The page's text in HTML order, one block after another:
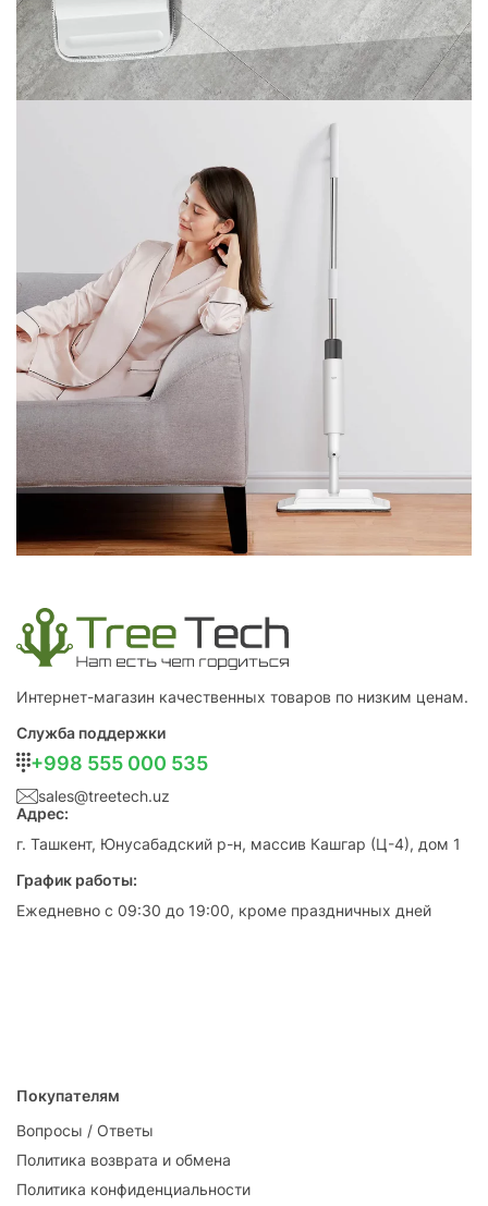
Интернет-магазин качественных товаров по низким ценам.
Служба поддержки
+998 555 000 535
sales@treetech.uz
Адрес:
г. Ташкент, Юнусабадский р-н, массив Кашгар (Ц-4), дом 1
График работы:
Ежедневно с 09:30 до 19:00, кроме праздничных дней
Покупателям
Вопросы / Ответы
Политика возврата и обмена
Политика конфиденциальности